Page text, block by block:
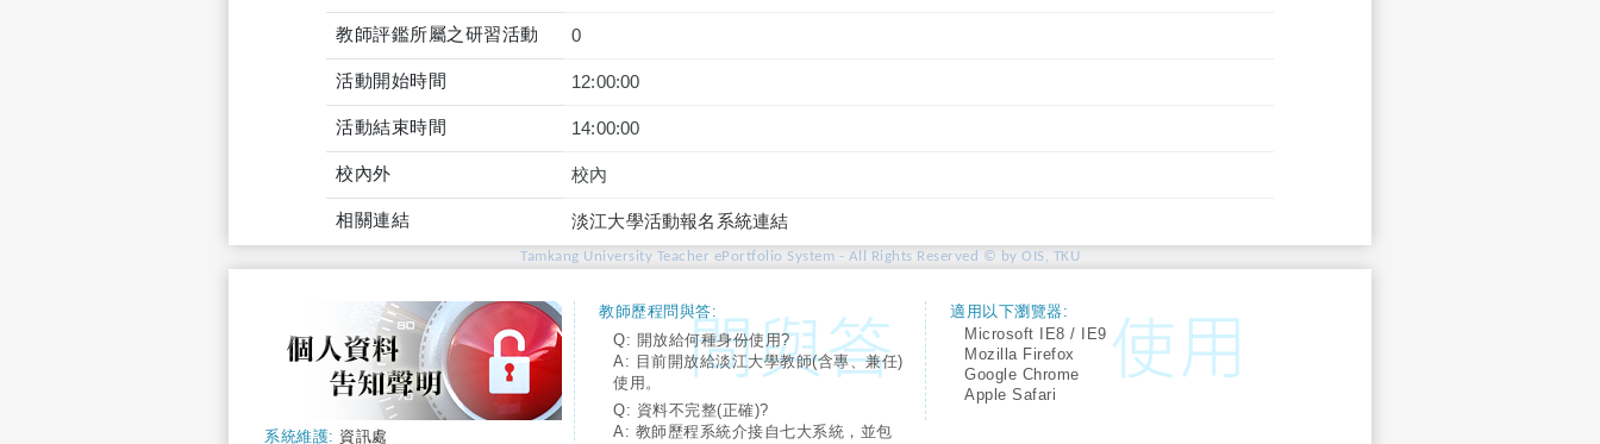
教師評鑑所屬之研習活動 0
活動開始時間 12:00:00
活動結束時間 14:00:00
校內外 校內
相關連結 淡江大學活動報名系統連結
Tamkang University Teacher ePortfolio System - All Rights Reserved © by OIS, TKU
系統維護: 資訊處
教師歷程問與答:
Q: 開放給何種身份使用?
A: 目前開放給淡江大學教師(含專、兼任)
使用。
Q: 資料不完整(正確)?
A: 教師歷程系統介接自七大系統，並包
適用以下瀏覽器:
Microsoft IE8 / IE9
Mozilla Firefox
Google Chrome
Apple Safari